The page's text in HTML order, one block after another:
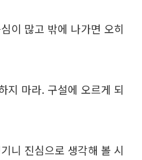
이 많고 밖에 나가면 오히
지 마라. 구설에 오르게 되
니 진심으로 생각해 볼 시